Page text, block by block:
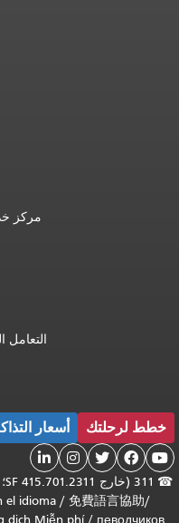
مركز
خطط لرحلتك أسعار





☎
/
免費語言協助
/
el idioma
певодчиков
/
dịch Miễn phí